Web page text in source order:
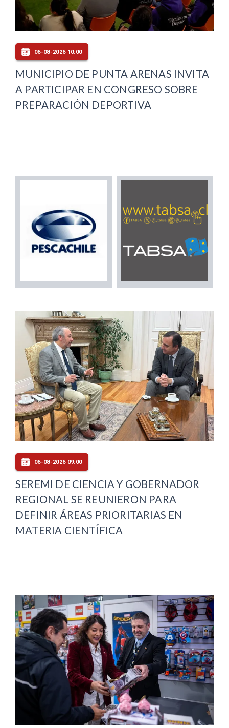
06-08-2026 10:00
MUNICIPIO DE PUNTA ARENAS INVITA
A PARTICIPAR EN CONGRESO SOBRE
PREPARACIÓN DEPORTIVA
06-08-2026 09:00
SEREMI DE CIENCIA Y GOBERNADOR
REGIONAL SE REUNIERON PARA
DEFINIR ÁREAS PRIORITARIAS EN
MATERIA CIENTÍFICA